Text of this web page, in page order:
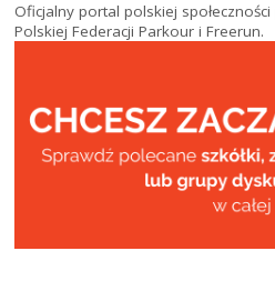
Oficjalny portal polskiej
Polskiej Federacji Parkour i Freerun.